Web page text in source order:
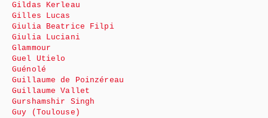
Gildas Kerleau
Gilles Lucas
Giulia Beatrice Filpi
Giulia Luciani
Glammour
Guel Utielo
Guénolé
Guillaume de Poinzéreau
Guillaume Vallet
Gurshamshir Singh
Guy (Toulouse)